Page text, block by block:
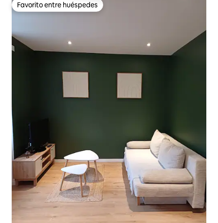
Favorito entre huéspedes
Favorito entre huéspedes